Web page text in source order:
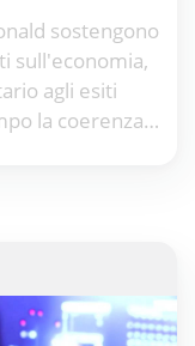
sostengono
sull'economia,
agli esiti
la coerenza